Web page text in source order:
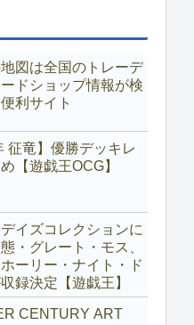
地図は全国のトレーデ
ドショップ情報が検
利サイト
征竜】優勝デッキレ
【遊戯王OCG】
イズコレクションに
・グレート・モス、
ーリー・ナイト・ド
録決定【遊戯王】
CENTURY ART